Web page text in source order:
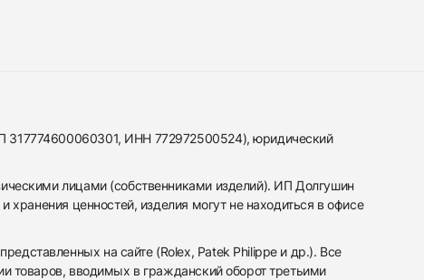
317774600060301, ИНН 772972500524), юридический
лицами (собственниками изделий). ИП Долгушин
ценностей, изделия могут не находиться в офисе
на сайте (Rolex, Patek Philippe и др.). Все
товаров, вводимых в гражданский оборот третьими